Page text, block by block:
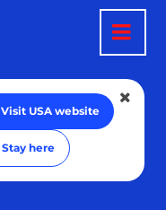
Visit USA website
Stay here